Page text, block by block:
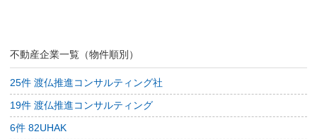
不動産企業一覧（物件順別）
25件 渡仏推進コンサルティング社
19件 渡仏推進コンサルティング
6件 82UHAK